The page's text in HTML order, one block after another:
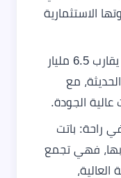
قوتها الاستثمارية
بنية تحتية متطورة: تم ضخ ما يقارب 6.5 مليار
مع
الجودة.
راحة: باتت
بها، فهي تجمع